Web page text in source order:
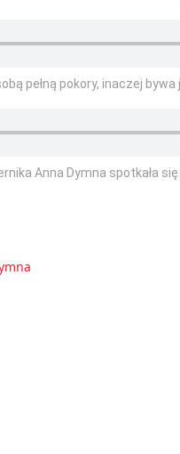
pełną pokory, inaczej
Anna Dymna spotkała